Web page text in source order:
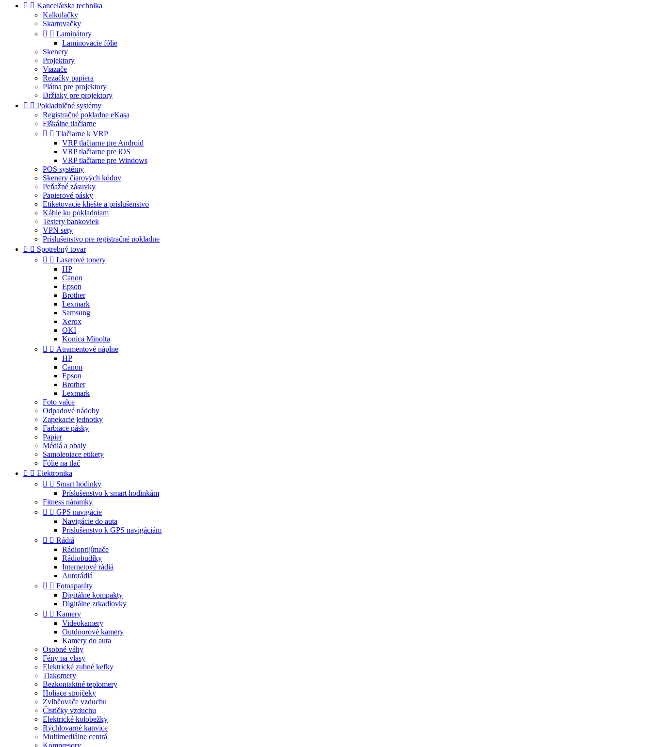
  Kancelárska technika
Kalkulačky
Skartovačky
  Laminátory
Laminovacie fólie
Skenery
Projektory
Viazače
Rezačky papiera
Plátna pre projektory
Držiaky pre projektory
  Pokladničné systémy
Registračné pokladne eKasa
Fiškálne tlačiarne
  Tlačiarne k VRP
VRP tlačiarne pre Android
VRP tlačiarne pre iOS
VRP tlačiarne pre Windows
POS systémy
Skenery čiarových kódov
Peňažné zásuvky
Papierové pásky
Etiketovacie kliešte a príslušenstvo
Káble ku pokladniam
Testery bankoviek
VPN sety
Príslušenstvo pre registračné pokladne
  Spotrebný tovar
  Laserové tonery
HP
Canon
Epson
Brother
Lexmark
Samsung
Xerox
OKI
Konica Minolta
  Atramentové náplne
HP
Canon
Epson
Brother
Lexmark
Foto valce
Odpadové nádoby
Zapekacie jednotky
Farbiace pásky
Papier
Médiá a obaly
Samolepiace etikety
Fólie na tlač
  Elektronika
  Smart hodinky
Príslušenstvo k smart hodinkám
Fitness náramky
  GPS navigácie
Navigácie do auta
Príslušenstvo k GPS navigáciám
  Rádiá
Rádioprijímače
Rádiobudíky
Internetové rádiá
Autorádiá
  Fotoaparáty
Digitálne kompakty
Digitálne zrkadlovky
  Kamery
Videokamery
Outdoorové kamery
Kamery do auta
Osobné váhy
Fény na vlasy
Elektrické zubné kefky
Tlakomery
Bezkontaktné teplomery
Holiace strojčeky
Zvlhčovače vzduchu
Čističky vzduchu
Elektrické kolobežky
Rýchlovarné kanvice
Multimediálne centrá
Kompresory